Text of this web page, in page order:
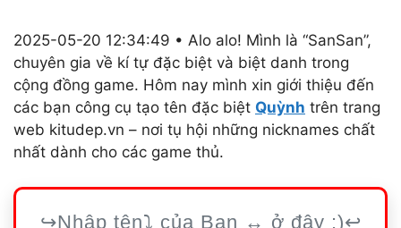
2025-05-20 12:34:49 • Alo alo! Mình là “SanSan”,
chuyên gia về kí tự đặc biệt và biệt danh trong
cộng đồng game. Hôm nay mình xin giới thiệu đến
các bạn công cụ tạo tên đặc biệt Quỳnh trên trang
web kitudep.vn – nơi tụ hội những nicknames chất
nhất dành cho các game thủ.